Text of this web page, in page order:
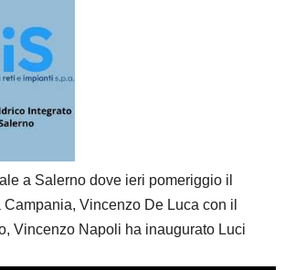
a Salerno dove ieri pomeriggio il
Vincenzo De Luca con il
Vincenzo Napoli ha inaugurato Luci